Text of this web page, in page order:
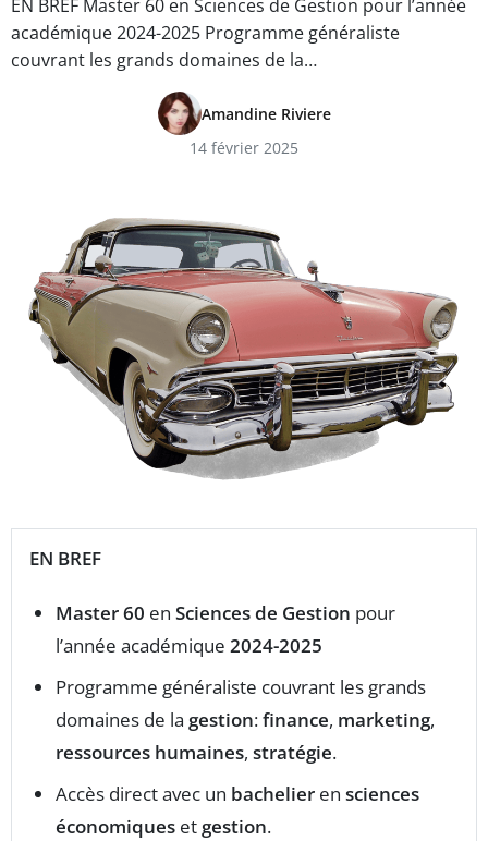
EN BREF Master 60 en Sciences de Gestion pour l’année
académique 2024-2025 Programme généraliste
couvrant les grands domaines de la…
Amandine Riviere
14 février 2025
EN BREF
Master 60 en Sciences de Gestion pour
l’année académique 2024-2025
Programme généraliste couvrant les grands
domaines de la gestion:finance, marketing,
ressources humaines, stratégie.
Accès direct avec un bachelier en sciences
économiques et gestion.